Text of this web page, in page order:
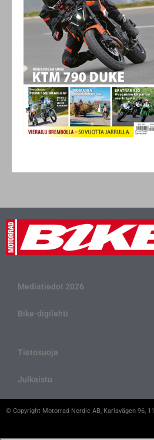
Mediatiedot 2026
Bike-digilehti
Tietosuoja
Julkaistu
© Copyright Motorrad Nordic AB, Karlavägen 96,